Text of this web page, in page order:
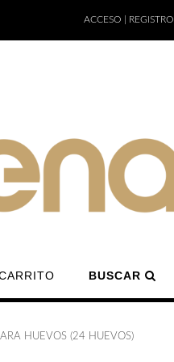
ACCESO | REGISTRO
BUSCAR
HUEVOS (24 HUEVOS)